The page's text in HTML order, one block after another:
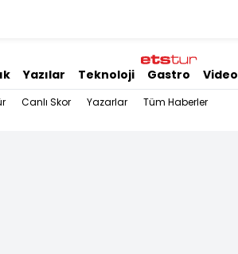
Yazılar Teknoloji Gastro Video
Canlı Skor Yazarlar Tüm Haberler